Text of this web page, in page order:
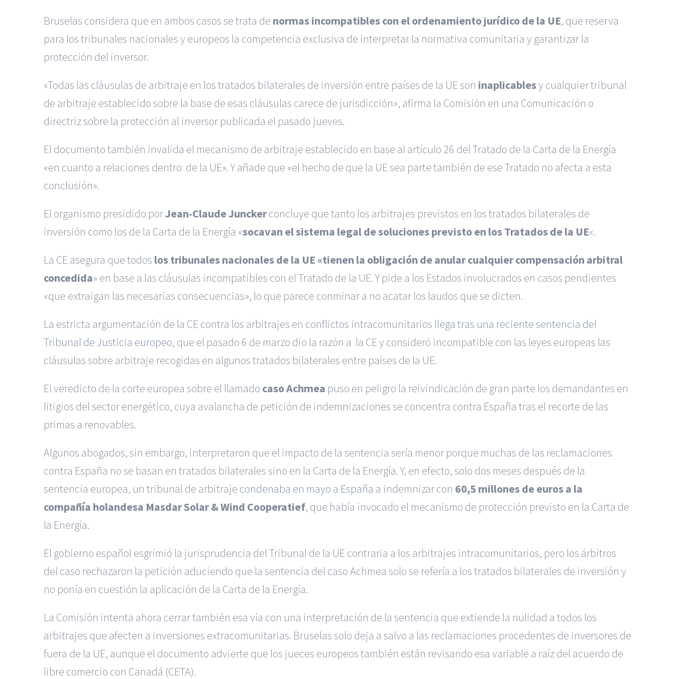
Bruselas considera que en ambos casos se trata de normas incompatibles con el ordenamiento jurídico de la UE, que reserva
para los tribunales nacionales y europeos la competencia exclusiva de interpretar la normativa comunitaria y garantizar la
protección del inversor.
«Todas las cláusulas de arbitraje en los tratados bilaterales de inversión entre países de la UE son inaplicablesy cualquier tribunal
de arbitraje establecido sobre la base de esas cláusulas carece de jurisdicción», afirma la Comisión en una Comunicación o
directriz sobre la protección al inversor publicada el pasado jueves.
El documento también invalida el mecanismo de arbitraje establecido en base al artículo 26 del Tratado de la Carta de la Energía
«en cuanto a relaciones dentro de la UE». Y añade que «el hecho de que la UE sea parte también de ese Tratado no afecta a esta
conclusión».
El organismo presidido porJean-Claude Junckerconcluye que tanto los arbitrajes previstos en los tratados bilaterales de
inversión como los de la Carta de la Energía «socavan el sistema legal de soluciones previsto en los Tratados de la UE«.
La CE asegura que todos los tribunales nacionales de la UE «tienen la obligación de anular cualquier compensación arbitral
concedida» en base a las cláusulas incompatibles con el Tratado de la UE. Y pide a los Estados involucrados en casos pendientes
«que extraigan las necesarias consecuencias», lo que parece conminar a no acatar los laudos que se dicten.
La estricta argumentación de la CE contra los arbitrajes en conflictos intracomunitarios llega tras una reciente sentencia del
Tribunal de Justicia europeo, que el pasado 6 de marzo dio la razón a la CE y consideró incompatible con las leyes europeas las
cláusulas sobre arbitraje recogidas en algunos tratados bilaterales entre países de la UE.
El veredicto de la corte europea sobre el llamado caso Achmea puso en peligro la reivindicación de gran parte los demandantes en
litigios del sector energético, cuya avalancha de petición de indemnizaciones se concentra contra España tras el recorte de las
primas a renovables.
Algunos abogados, sin embargo, interpretaron que el impacto de la sentencia sería menor porque muchas de las reclamaciones
contra España no se basan en tratados bilaterales sino en la Carta de la Energía. Y, en efecto, solo dos meses después de la
sentencia europea, un tribunal de arbitraje condenaba en mayo a España a indemnizar con 60,5 millones de euros a la
compañía holandesa Masdar Solar & Wind Cooperatief, que había invocado el mecanismo de protección previsto en la Carta de
la Energía.
El gobierno español esgrimió la jurisprudencia del Tribunal de la UE contraria a los arbitrajes intracomunitarios, pero los árbitros
del caso rechazaron la petición aduciendo que la sentencia del caso Achmea solo se refería a los tratados bilaterales de inversión y
no ponía en cuestión la aplicación de la Carta de la Energía.
La Comisión intenta ahora cerrar también esa vía con una interpretación de la sentencia que extiende la nulidad a todos los
arbitrajes que afecten a inversiones extracomunitarias. Bruselas solo deja a salvo a las reclamaciones procedentes de inversores de
fuera de la UE, aunque el documento advierte que los jueces europeos también están revisando esa variable a raíz del acuerdo de
libre comercio con Canadá (CETA).